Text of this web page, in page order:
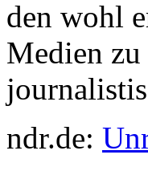
den wohl
Medien zu
ndr.de: